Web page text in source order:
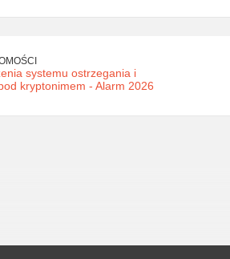
systemu ostrzegania i
kryptonimem - Alarm 2026